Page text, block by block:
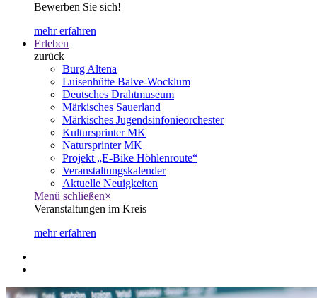
Bewerben Sie sich!
mehr erfahren
Erleben
zurück
Burg Altena
Luisenhütte Balve-Wocklum
Deutsches Drahtmuseum
Märkisches Sauerland
Märkisches Jugendsinfonieorchester
Kultursprinter MK
Natursprinter MK
Projekt „E-Bike Höhlenroute“
Veranstaltungskalender
Aktuelle Neuigkeiten
Menü schließen×
Veranstaltungen im Kreis
mehr erfahren